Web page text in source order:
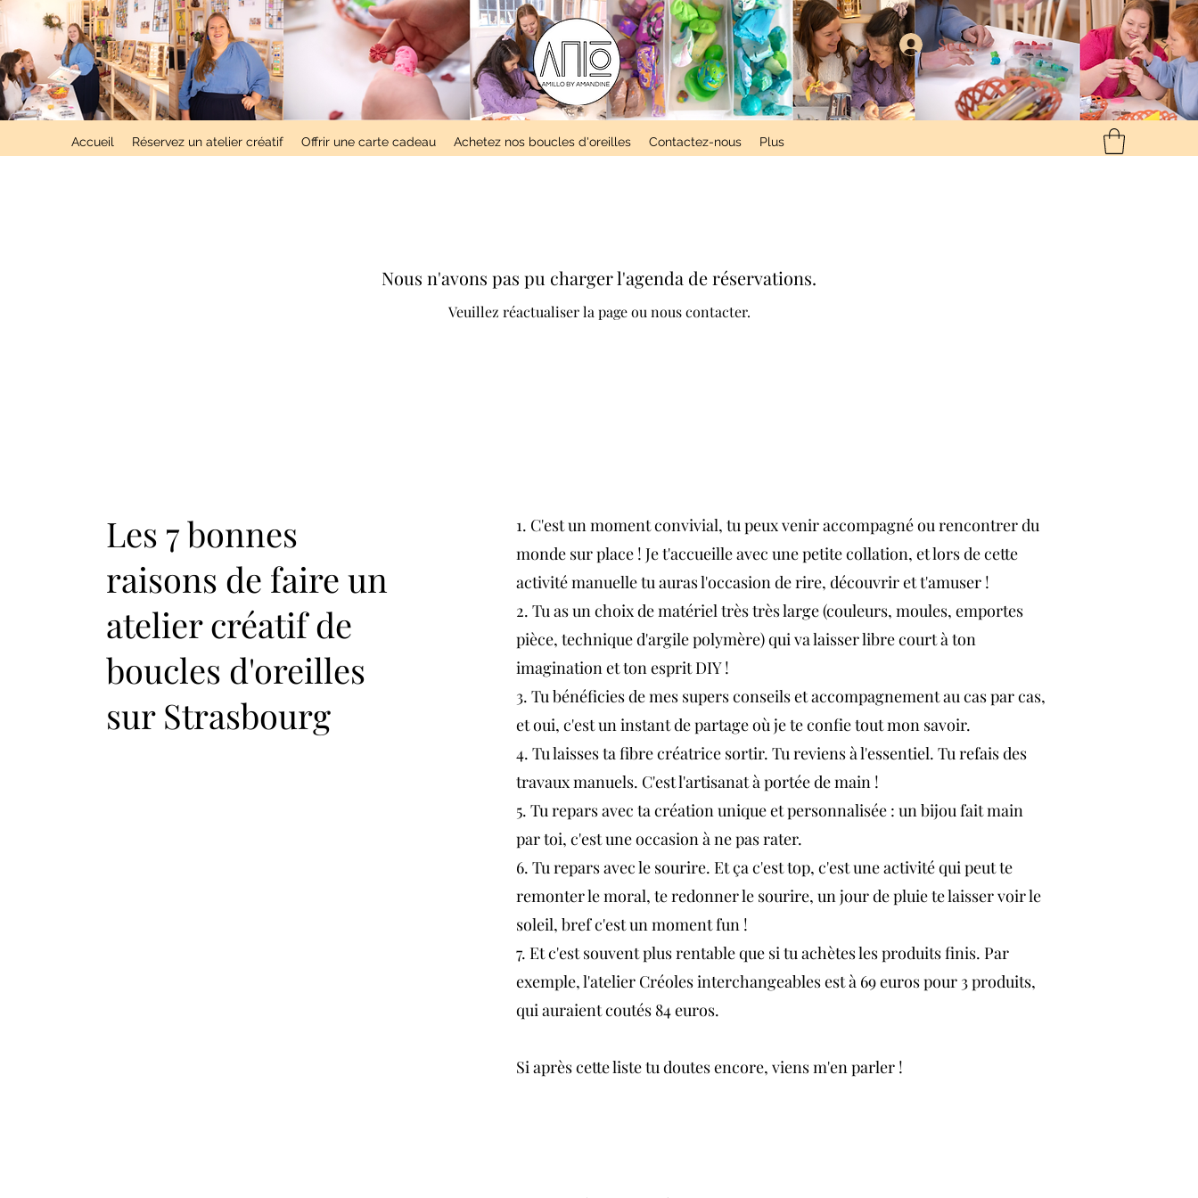
Se connecter
Accueil Réservez un atelier créatif Offrir une carte cadeau Achetez nos boucles d'oreilles Contactez-nous Plus
Nous n'avons pas pu charger l'agenda de réservations.
Veuillez réactualiser la page ou nous contacter.
Les 7 bonnes
raisons de faire un
atelier créatif de
boucles d'oreilles
sur Strasbourg
1. C'est un moment convivial, tu peux venir accompagné ou rencontrer du
monde sur place ! Je t'accueille avec une petite collation, et lors de cette
activité manuelle tu auras l'occasion de rire, découvrir et t'amuser !
2. Tu as un choix de matériel très très large (couleurs, moules, emportes
pièce, technique d'argile polymère) qui va laisser libre court à ton
imagination et ton esprit DIY !
3. Tu bénéficies de mes supers conseils et accompagnement au cas par cas,
et oui, c'est un instant de partage où je te confie tout mon savoir.
4. Tu laisses ta fibre créatrice sortir. Tu reviens à l'essentiel. Tu refais des
travaux manuels. C'est l'artisanat à portée de main !
5. Tu repars avec ta création unique et personnalisée : un bijou fait main
par toi, c'est une occasion à ne pas rater.
6. Tu repars avec le sourire. Et ça c'est top, c'est une activité qui peut te
remonter le moral, te redonner le sourire, un jour de pluie te laisser voir le
soleil, bref c'est un moment fun !
7. Et c'est souvent plus rentable que si tu achètes les produits finis. Par
exemple, l'atelier Créoles interchangeables est à 69 euros pour 3 produits,
qui auraient coutés 84 euros.
Si après cette liste tu doutes encore, viens m'en parler !